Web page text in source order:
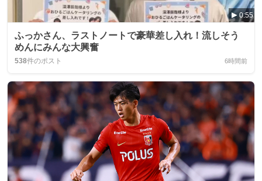
0:55
ふっかさん、ラストノートで豪華差し入れ！流しそう
めんにみんな大興奮
538件のポスト 6時間前